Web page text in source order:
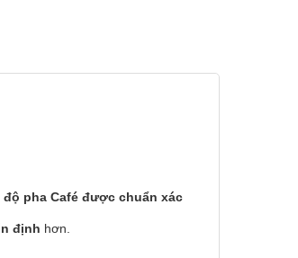
độ pha Café được chuẩn xác
định hơn.